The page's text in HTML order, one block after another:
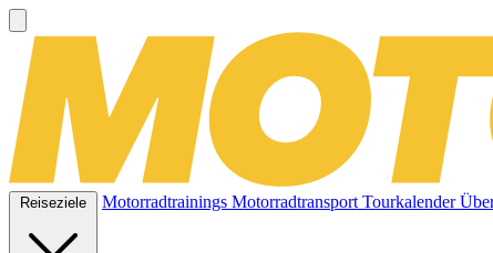
Reiseziele Motorradtrainings Motorradtransport Tourkalender